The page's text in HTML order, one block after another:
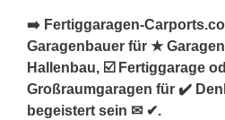
➡️ Fertiggaragen-
Garagenbauer für ★
Hallenbau, ☑️ Fertiggarage
Großraumgaragen für ✔️
begeistert sein ✉ ✔.